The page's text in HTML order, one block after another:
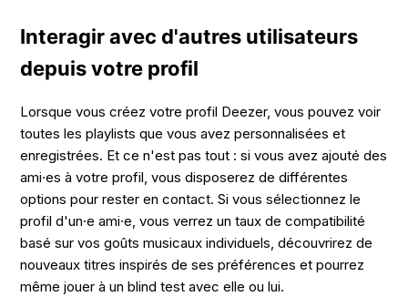
Interagir avec d'autres utilisateurs
depuis votre profil
Lorsque vous créez votre profil Deezer, vous pouvez voir
toutes les playlists que vous avez personnalisées et
enregistrées. Et ce n'est pas tout : si vous avez ajouté des
ami·es à votre profil, vous disposerez de différentes
options pour rester en contact. Si vous sélectionnez le
profil d'un·e ami·e, vous verrez un taux de compatibilité
basé sur vos goûts musicaux individuels, découvrirez de
nouveaux titres inspirés de ses préférences et pourrez
même jouer à un blind test avec elle ou lui.